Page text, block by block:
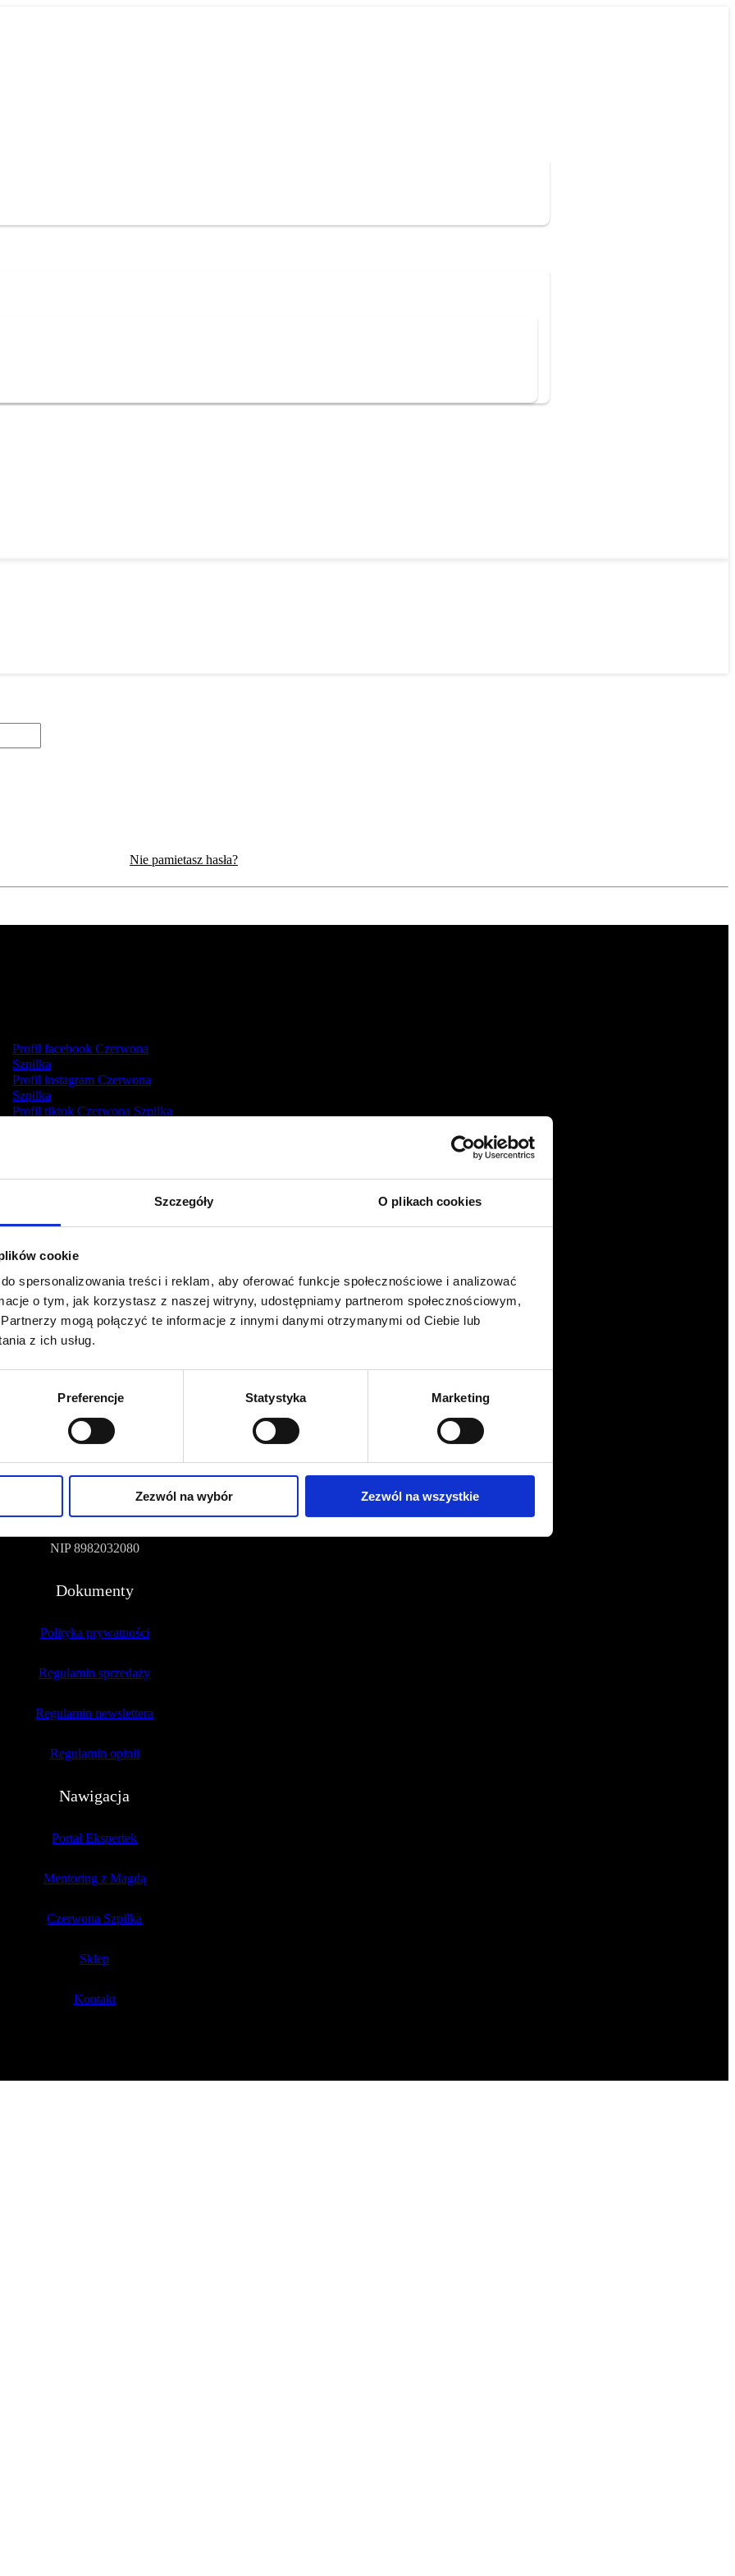
Szczegóły O plikach cookies
cookie
spersonalizowania treści i reklam, aby oferować funkcje społecznościowe i analizować
o tym, jak korzystasz z naszej witryny, udostępniamy partnerom społecznościowym,
mogą połączyć te informacje z innymi danymi otrzymanymi od Ciebie lub
z ich usług.
Preferencje Statystyka Marketing
Zezwól na wybór Zezwól na wszystkie
Nie pamietasz hasła?
Profil facebook Czerwona
Szpilka
Profil instagram Czerwona
Szpilka
Profil tiktok Czerwona Szpilka
+48 577 333 077
NUMER KONTA DO WPŁAT:
81 1090 2398 0000 0001 0191 1368
CZERWONA SZPILKA
Na Polance 16A lok.9
NIP 8982032080
Dokumenty
Polityka prywatności
Regulamin sprzedaży
Regulamin newslettera
Regulamin opinii
Nawigacja
Portal Ekspertek
Mentoring z Magdą
Czerwona Szpilka
Sklep
Kontakt